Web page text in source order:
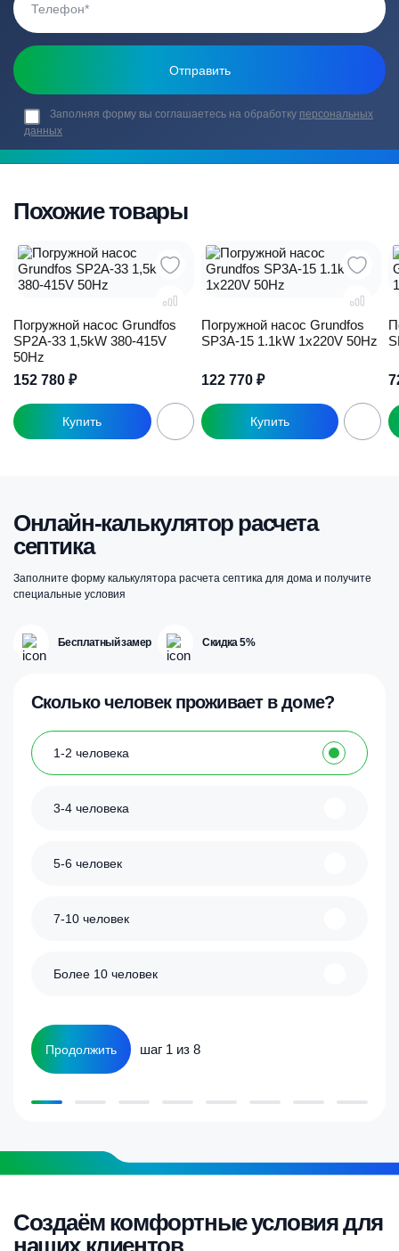
Заполняя форму вы соглашаетесь на обработку персональных
данных
Похожие товары
Погружной насос Grundfos
SP2A-33 1,5kW 380-415V
50Hz
152 780 ₽
Погружной насос Grundfos
SP3A-15 1.1kW 1x220V 50Hz
122 770 ₽
Онлайн-калькулятор расчета
септика
Заполните форму калькулятора расчета септика для дома и получите
специальные условия
Бесплатный замер Скидка 5%
Сколько человек проживает в доме?
1-2 человека
3-4 человека
5-6 человек
7-10 человек
Более 10 человек
Продолжить шаг 1 из 8
Создаём комфортные условия для
наших клиентов